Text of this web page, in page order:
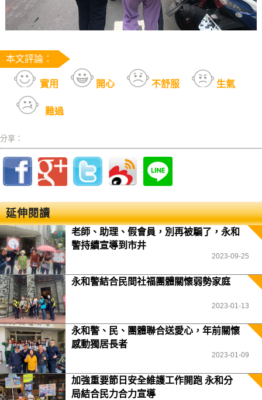
本文評論：
實用 開心 不舒服 生氣
難過
分享：
延伸閱讀
老師、助理、假會員，別再被騙了，永和
警持續宣導到市井
2023-09-25
永和警結合民間社福團體關懷弱勢家庭
2023-01-13
永和警、民、團體聯合送愛心，年前關懷
感動獨居長者
2023-01-09
加強重要節日安全維護工作開跑 永和分
局結合民力合力宣導